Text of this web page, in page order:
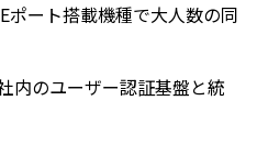
ポート搭載機種で大人数の同
内のユーザー認証基盤と統